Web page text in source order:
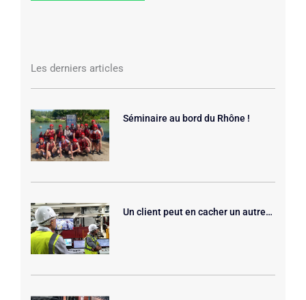
Les derniers articles
Séminaire au bord du Rhône !
Un client peut en cacher un autre…